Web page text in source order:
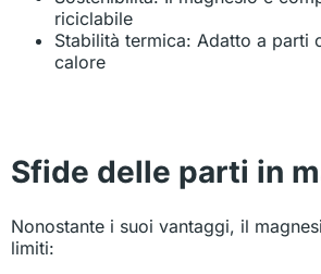
riciclabile
Stabilità termica: Adatto a parti
calore
Sfide delle parti in
Nonostante i suoi vantaggi, il
limiti: